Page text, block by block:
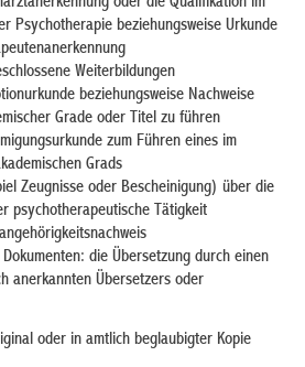
Psychotherapie beziehungsweise Urkunde
Weiterbildungen
beziehungsweise Nachweise
Grade oder Titel zu führen
zum Führen eines im
Grads
Zeugnisse oder Bescheinigung) über die
psychotherapeutische Tätigkeit
die Übersetzung durch einen
anerkannten Übersetzers oder
oder in amtlich beglaubigter Kopie